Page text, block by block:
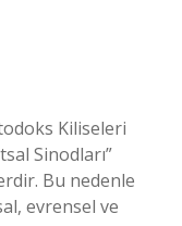
Kiliseleri
Sinodları”
Bu nedenle
evrensel ve